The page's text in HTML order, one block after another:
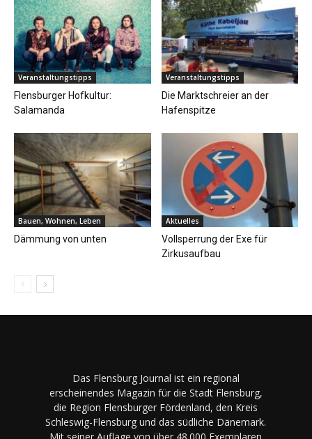
Veranstaltungstipps
Flensburger Hofkultur:
Salamanda
Veranstaltungstipps
Die Marktschreier an der
Hafenspitze
Bauen, Wohnen, Leben
Dämmung von unten
Aktuelles
Vollsperrung der Exe für
Zirkusaufbau
Das Flensburg Journal ist ein regional
erscheinendes Magazin für die Stadt Flensburg,
die Region Flensburger Fördenland, den Kreis
Schleswig-Flensburg und das südliche Dänemark.